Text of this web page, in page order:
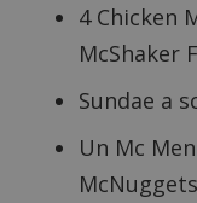
4 Chicken
McShaker
Sundae a
Un Mc